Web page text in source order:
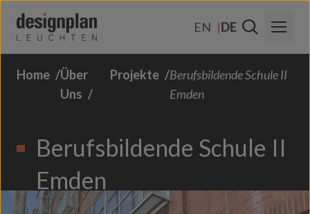
EN
DE
Über Uns
Produkte
FAQs
Home
Über
Uns
Projekte
Berufsbildende Schule II
Emden
Berufsbildende Schule II
Emden